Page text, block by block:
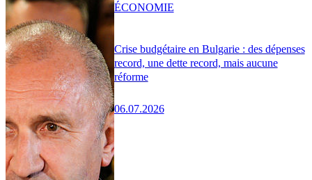
Crise budgétaire en Bulgarie : des dépenses
record, une dette record, mais aucune
réforme
06.07.2026
ÉCONOMIE